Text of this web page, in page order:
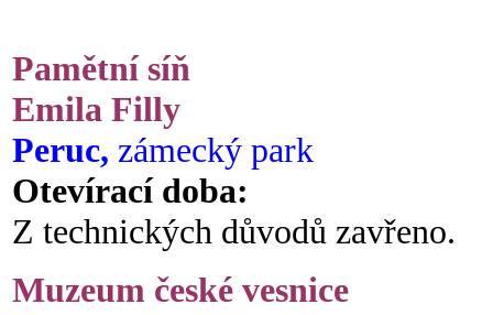
Pamětní síň
Emila Filly
Peruc, zámecký park
Otevírací doba:
Z technických důvodů zavřeno.
Muzeum české vesnice